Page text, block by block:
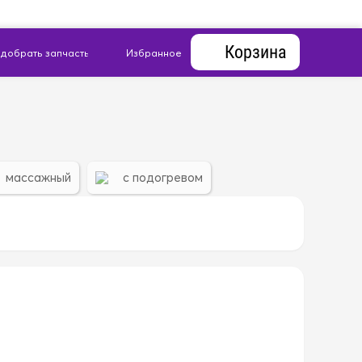
Корзина
массажный с подогревом